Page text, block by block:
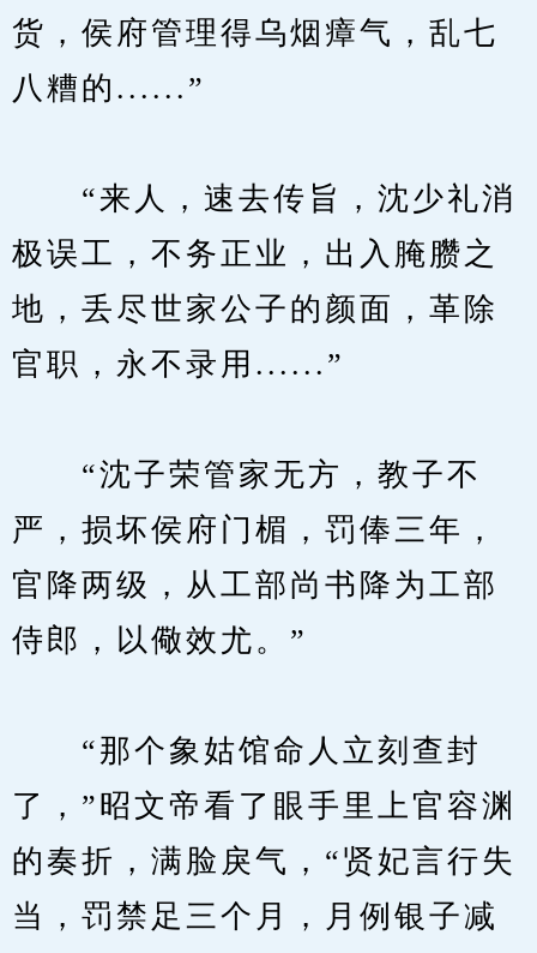
货，侯府管理得乌烟瘴气，乱七
八糟的......”
“来人，速去传旨，沈少礼消
极误工，不务正业，出入腌臜之
地，丢尽世家公子的颜面，革除
官职，永不录用......”
“沈子荣管家无方，教子不
严，损坏侯府门楣，罚俸三年，
官降两级，从工部尚书降为工部
侍郎，以儆效尤。”
“那个象姑馆命人立刻查封
了，”昭文帝看了眼手里上官容渊
的奏折，满脸戾气，“贤妃言行失
当，罚禁足三个月，月例银子减